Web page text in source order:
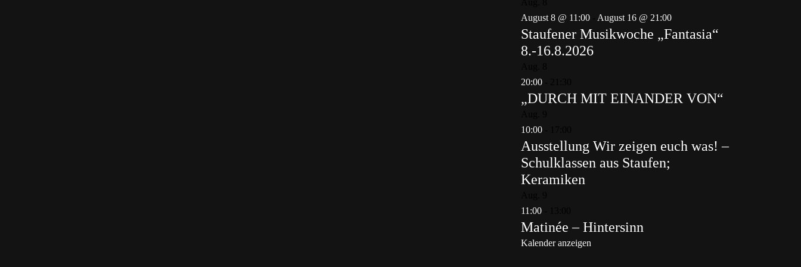
August 8 @ 11:00
August 16 @ 21:00
Staufener Musikwoche „Fantasia“
8.-16.8.2026
20:00
„DURCH MIT EINANDER VON“
10:00
Ausstellung Wir zeigen euch was! –
Schulklassen aus Staufen;
Keramiken
11:00
Matinée – Hintersinn
Kalender anzeigen